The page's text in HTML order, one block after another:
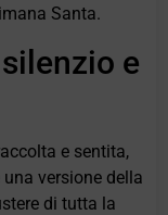
Santa.
e
e sentita,
versione della
di tutta la